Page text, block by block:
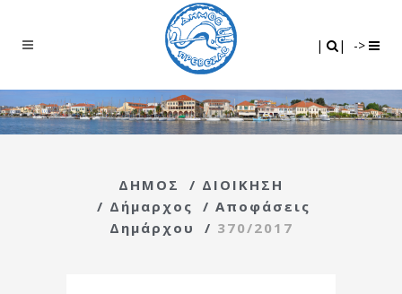
| | ->
ΔΗΜΟΣ / ΔΙΟΙΚΗΣΗ
/ Δήμαρχος / Αποφάσεις
Δημάρχου
/ 370/2017